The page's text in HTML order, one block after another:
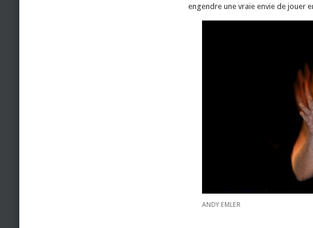
engendre une vraie envie de jouer
ANDY EMLER